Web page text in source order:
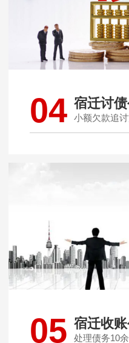
04 宿迁讨
小额欠款追
05 宿迁收
处理债务10